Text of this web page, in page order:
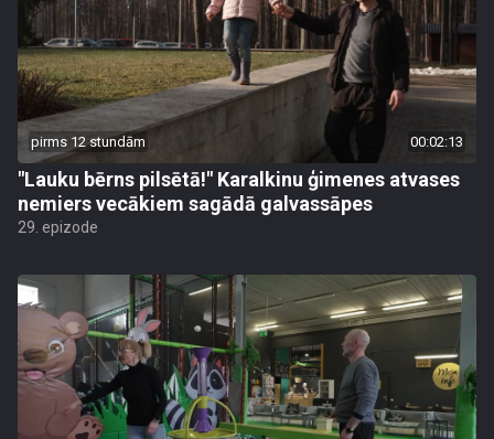
pirms 12 stundām 00:02:13
"Lauku bērns pilsētā!" Karalkinu ģimenes atvases
nemiers vecākiem sagādā galvassāpes
29. epizode